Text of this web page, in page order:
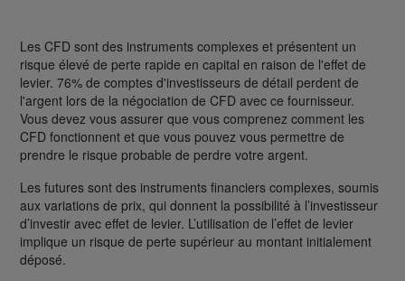
Les CFD sont des instruments complexes et présentent un
risque élevé de perte rapide en capital en raison de l'effet de
levier. 76% de comptes d'investisseurs de détail perdent de
l'argent lors de la négociation de CFD avec ce fournisseur.
Vous devez vous assurer que vous comprenez comment les
CFD fonctionnent et que vous pouvez vous permettre de
prendre le risque probable de perdre votre argent.
Les futures sont des instruments financiers complexes, soumis
aux variations de prix, qui donnent la possibilité à l’investisseur
d’investir avec effet de levier. L’utilisation de l’effet de levier
implique un risque de perte supérieur au montant initialement
déposé.